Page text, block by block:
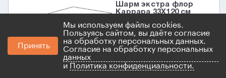
Шарм экстра флор
Каррара 33X120 см
цена по запросу
УЗНАТЬ
ЦЕНУ
Шарм экстра флор Лаза
Принять
Мы используем файлы cookies.
Пользуясь сайтом, вы даёте согласие
на обработку персональных данных.
Согласие на обработку персональных
данных
и Политика конфиденциальности.